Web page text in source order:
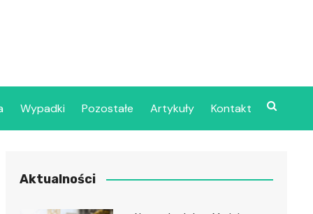
Szpital Wojskowy w
Wypadki Pozostałe Artykuły Kontakt
Aktualności